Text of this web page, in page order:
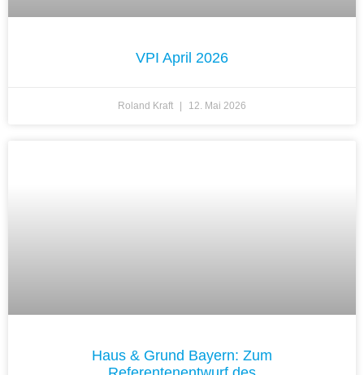
VPI April 2026
Roland Kraft 12. Mai 2026
Haus & Grund Bayern: Zum